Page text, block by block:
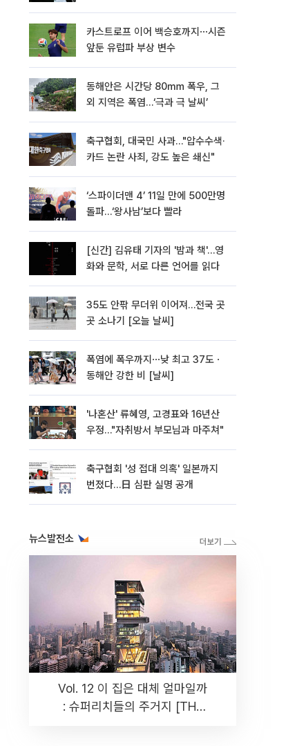
카스트로프 이어 백승호까지⋯시즌
앞둔 유럽파 부상 변수
동해안은 시간당 80㎜ 폭우, 그
외 지역은 폭염…‘극과 극 날씨’
축구협회, 대국민 사과…"압수수색·
카드 논란 사죄, 강도 높은 쇄신"
‘스파이더맨 4’ 11일 만에 500만명
돌파…‘왕사남’보다 빨라
[신간] 김유태 기자의 '밤과 책'…영
화와 문학, 서로 다른 언어를 읽다
35도 안팎 무더위 이어져…전국 곳
곳 소나기 [오늘 날씨]
폭염에 폭우까지⋯낮 최고 37도ㆍ
동해안 강한 비 [날씨]
'나혼산' 류혜영, 고경표와 16년산
우정…"자취방서 부모님과 마주쳐"
축구협회 '성 접대 의혹' 일본까지
번졌다…日 심판 실명 공개
뉴스발전소
Vol. 12 이 집은 대체 얼마일까
: 슈퍼리치들의 주거지 [THE